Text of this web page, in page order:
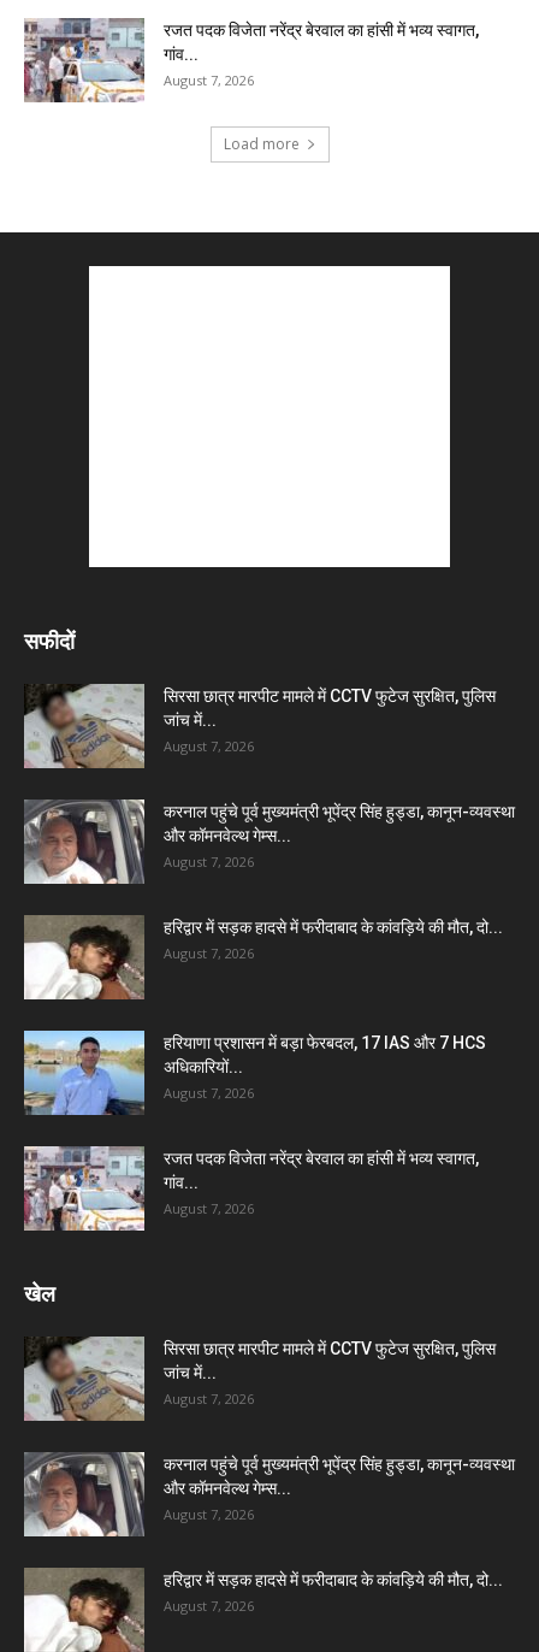
रजत पदक विजेता नरेंद्र बेरवाल का हांसी में भव्य स्वागत,
गांव...
August 7, 2026
Load more
सफीदों
सिरसा छात्र मारपीट मामले में CCTV फुटेज सुरक्षित, पुलिस
जांच में...
August 7, 2026
करनाल पहुंचे पूर्व मुख्यमंत्री भूपेंद्र सिंह हुड्डा, कानून-व्यवस्था
और कॉमनवेल्थ गेम्स...
August 7, 2026
हरिद्वार में सड़क हादसे में फरीदाबाद के कांवड़िये की मौत, दो...
August 7, 2026
हरियाणा प्रशासन में बड़ा फेरबदल, 17 IAS और 7 HCS
अधिकारियों...
August 7, 2026
रजत पदक विजेता नरेंद्र बेरवाल का हांसी में भव्य स्वागत,
गांव...
August 7, 2026
खेल
सिरसा छात्र मारपीट मामले में CCTV फुटेज सुरक्षित, पुलिस
जांच में...
August 7, 2026
करनाल पहुंचे पूर्व मुख्यमंत्री भूपेंद्र सिंह हुड्डा, कानून-व्यवस्था
और कॉमनवेल्थ गेम्स...
August 7, 2026
हरिद्वार में सड़क हादसे में फरीदाबाद के कांवड़िये की मौत, दो...
August 7, 2026